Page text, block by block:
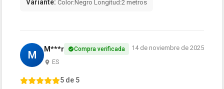
Variante: Color:Negro Longitud:2 metros
M M***r Compra verificada
ES
14 de noviembre de 2025
5 de 5